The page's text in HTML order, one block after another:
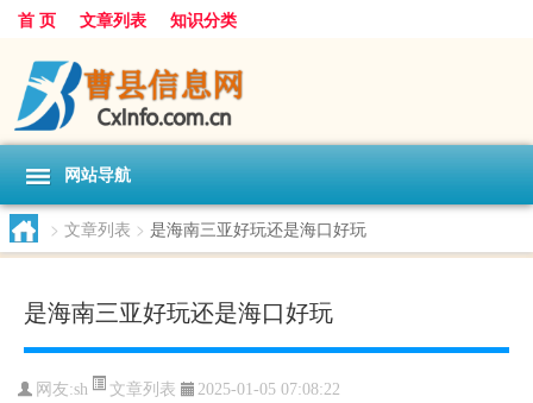
首 页 文章列表 知识分类
网站导航
> 文章列表 > 是海南三亚好玩还是海口好玩
是海南三亚好玩还是海口好玩
网友:sh 文章列表 2025-01-05 07:08:22